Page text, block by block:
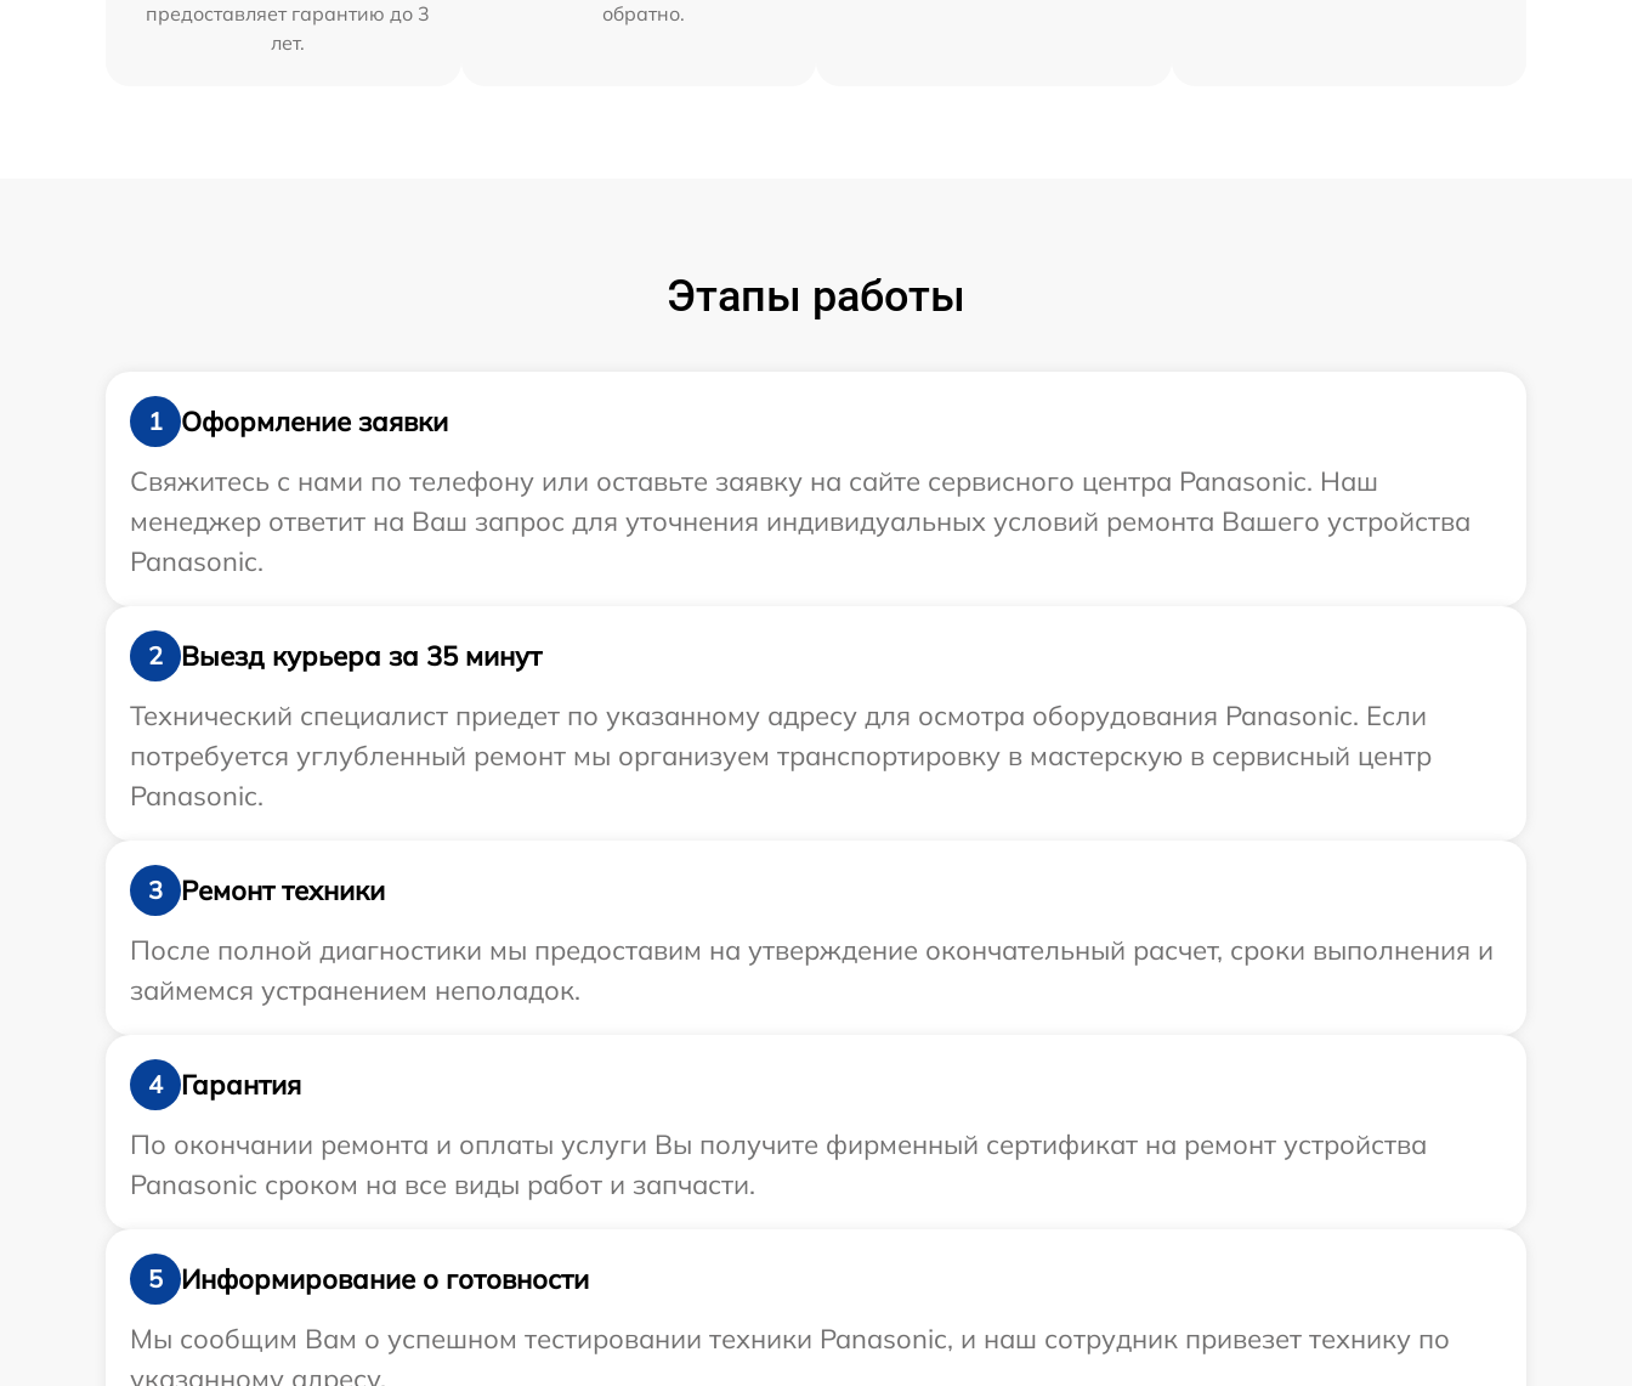
предоставляет гарантию до 3
лет.
обратно.
Этапы работы
1
Оформление заявки
Свяжитесь с нами по телефону или оставьте заявку на сайте сервисного центра Panasonic. Наш
менеджер ответит на Ваш запрос для уточнения индивидуальных условий ремонта Вашего устройства
Panasonic.
2
Выезд курьера за 35 минут
Технический специалист приедет по указанному адресу для осмотра оборудования Panasonic. Если
потребуется углубленный ремонт мы организуем транспортировку в мастерскую в сервисный центр
Panasonic.
3
Ремонт техники
После полной диагностики мы предоставим на утверждение окончательный расчет, сроки выполнения и
займемся устранением неполадок.
4
Гарантия
По окончании ремонта и оплаты услуги Вы получите фирменный сертификат на ремонт устройства
Panasonic сроком на все виды работ и запчасти.
5
Информирование о готовности
Мы сообщим Вам о успешном тестировании техники Panasonic, и наш сотрудник привезет технику по
указанному адресу.